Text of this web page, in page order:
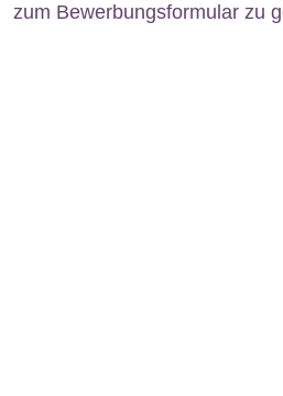
zum Bewerbungsformular zu